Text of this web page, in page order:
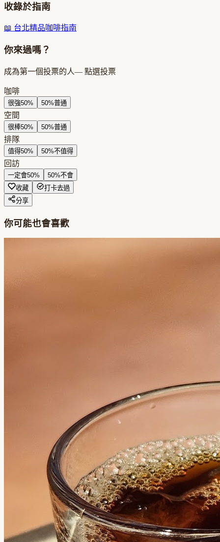
收錄於指南
📖 台北精品咖啡指南
你來過嗎？
成為第一個投票的人— 點選投票
咖啡
很強50% 50%普通
空間
很棒50% 50%普通
排隊
值得50% 50%不值得
回訪
一定會50% 50%不會
收藏
打卡去過
分享
你可能也會喜歡